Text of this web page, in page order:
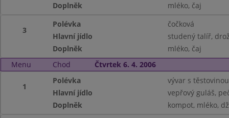
Doplněk
mléko, čaj
3
Polévka
čočková
Hlavní jídlo
studený talíř,
Doplněk
mléko, čaj
Menu
Chod Čtvrtek 6. 4. 2006
1
Polévka
vývar s těstovinou
Hlavní jídlo
vepřový guláš,
Doplněk
kompot, mléko,